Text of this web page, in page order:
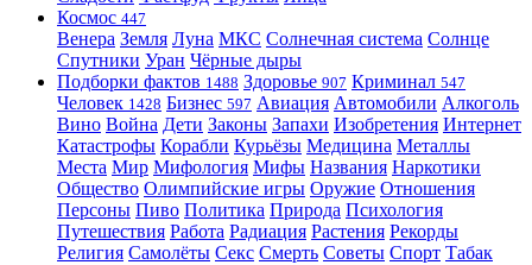
Космос 447
Венера Земля Луна МКС Солнечная система Солнце
Спутники Уран Чёрные дыры
Подборки фактов 1488 Здоровье 907 Криминал 547
Человек 1428 Бизнес 597 Авиация Автомобили Алкоголь
Вино Война Дети Законы Запахи Изобретения Интернет
Катастрофы Корабли Курьёзы Медицина Металлы
Места Мир Мифология Мифы Названия Наркотики
Общество Олимпийские игры Оружие Отношения
Персоны Пиво Политика Природа Психология
Путешествия Работа Радиация Растения Рекорды
Религия Самолёты Секс Смерть Советы Спорт Табак